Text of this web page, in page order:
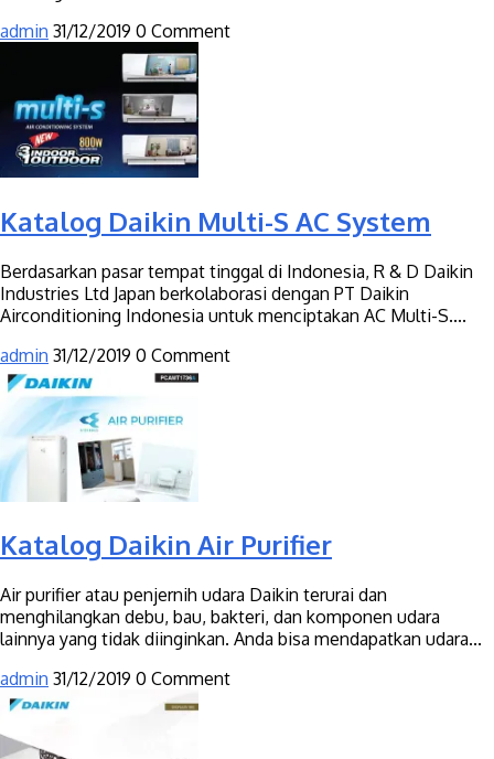
admin 31/12/2019 0 Comment
Katalog Daikin Multi-S AC System
Berdasarkan pasar tempat tinggal di Indonesia, R & D Daikin
Industries Ltd Japan berkolaborasi dengan PT Daikin
Airconditioning Indonesia untuk menciptakan AC Multi-S....
admin 31/12/2019 0 Comment
Katalog Daikin Air Purifier
Air purifier atau penjernih udara Daikin terurai dan
menghilangkan debu, bau, bakteri, dan komponen udara
lainnya yang tidak diinginkan. Anda bisa mendapatkan udara...
admin 31/12/2019 0 Comment